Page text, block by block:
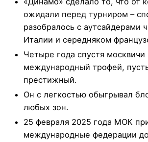
ожидали перед турниром –
разобралось с аутсайдерами
Италии и середняком
Четыре года спустя москвичи
международный трофей,
престижный.
Он с легкостью обыгрывал
любых зон.
25 февраля 2025 года МОК
международные федерации